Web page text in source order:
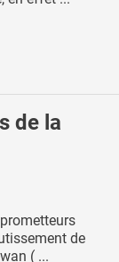
de la
de
( ...